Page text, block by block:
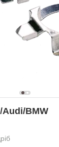
Audi/BMW